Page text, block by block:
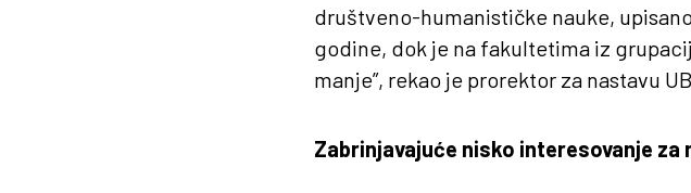
društveno-humanističke nauke,
godine, dok je na fakultetima iz
manje”, rekao je prorektor za nastavu
Zabrinjavajuće nisko interesovanje